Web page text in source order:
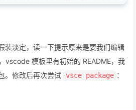
装淡定，读一下提示原来是要我们编辑
vscode 模板里有初始的 README，我
。修改后再次尝试 vsce package ：